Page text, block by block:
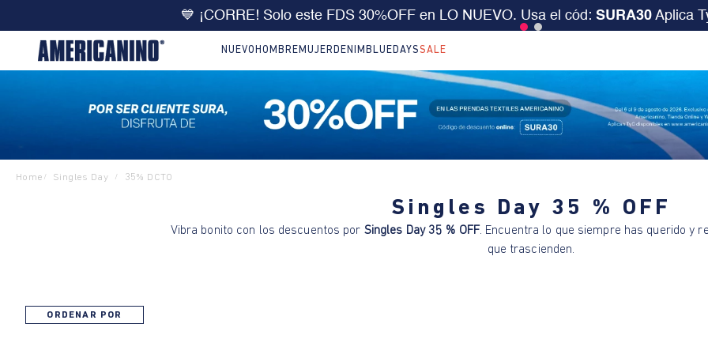
💙 ¡CORRE! Solo este FDS 30%OFF en LO NUEVO. Usa el cód: SURA30 Aplica
NUEVO HOMBRE MUJER DENIM BLUEDAYSSALE
Home / Singles Day / 35% DCTO
Singles Day 35 % OFF
Vibra bonito con los descuentos por Singles Day 35 % OFF. Encuentra lo que siempre has querido y
que trascienden.
ORDENAR POR